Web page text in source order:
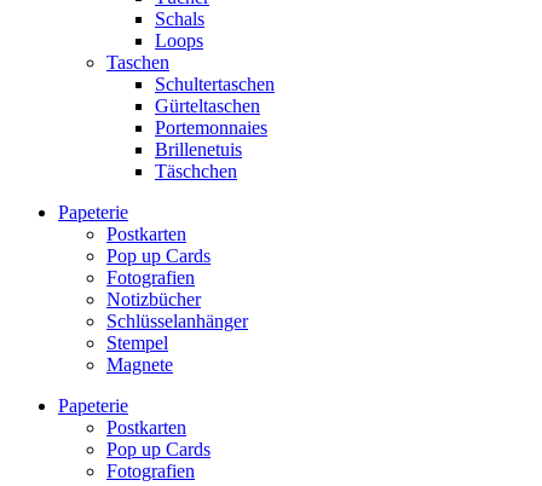
Schals
Loops
Taschen
Schultertaschen
Gürteltaschen
Portemonnaies
Brillenetuis
Täschchen
Papeterie
Postkarten
Pop up Cards
Fotografien
Notizbücher
Schlüsselanhänger
Stempel
Magnete
Papeterie
Postkarten
Pop up Cards
Fotografien